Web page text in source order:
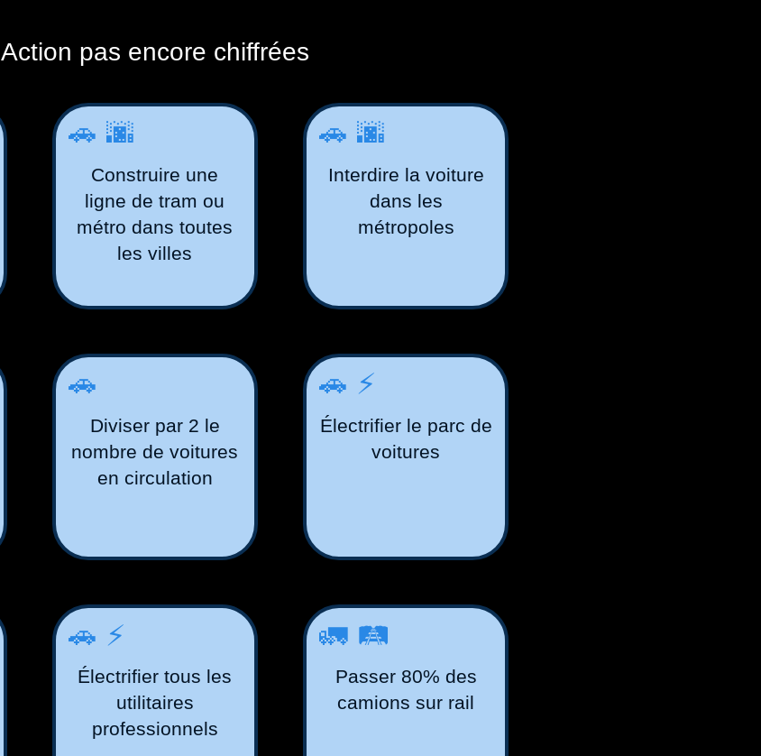
Action pas encore chiffrées
🚗🌆
Construire une
ligne de tram ou
métro dans toutes
les villes
🚗🌆
Interdire la voiture
dans les
métropoles
🚗
Diviser par 2 le
nombre de voitures
en circulation
🚗⚡️
Électrifier le parc de
voitures
🚗⚡️
Électrifier tous les
utilitaires
professionnels
🚛🛤️
Passer 80% des
camions sur rail